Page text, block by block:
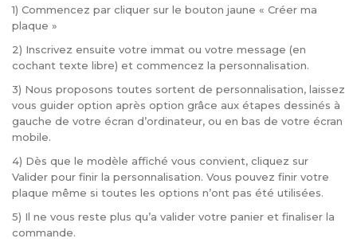
1) Commencez par cliquer sur le bouton jaune « Créer ma
plaque »
2) Inscrivez ensuite votre immat ou votre message (en
cochant texte libre) et commencez la personnalisation.
3) Nous proposons toutes sortent de personnalisation, laissez
vous guider option après option grâce aux étapes dessinés à
gauche de votre écran d’ordinateur, ou en bas de votre écran
mobile.
4) Dès que le modèle affiché vous convient, cliquez sur
Valider pour finir la personnalisation. Vous pouvez finir votre
plaque même si toutes les options n’ont pas été utilisées.
5) Il ne vous reste plus qu’a valider votre panier et finaliser la
commande.